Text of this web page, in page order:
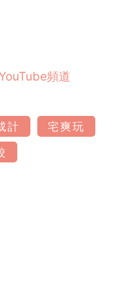
頻道
計
宅爽玩